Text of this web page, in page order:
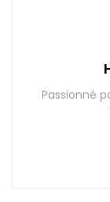
Passionné